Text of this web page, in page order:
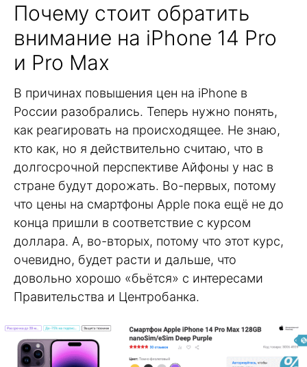
Почему стоит обратить
внимание на iPhone 14 Pro
и Pro Max
В причинах повышения цен на iPhone в
России разобрались. Теперь нужно понять,
как реагировать на происходящее. Не знаю,
кто как, но я действительно считаю, что в
долгосрочной перспективе Айфоны у нас в
стране будут дорожать. Во-первых, потому
что цены на смартфоны Apple пока ещё не до
конца пришли в соответствие с курсом
доллара. А, во-вторых, потому что этот курс,
очевидно, будет расти и дальше, что
довольно хорошо «бьётся» с интересами
Правительства и Центробанка.